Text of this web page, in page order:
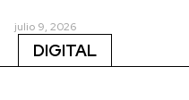
julio 9, 2026
DIGITAL